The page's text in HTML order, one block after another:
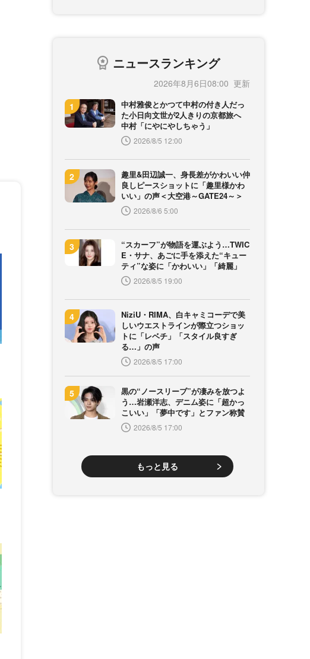
ニュースランキング
2026年8月6日08:00
中村雅俊とかつて中村の付き人だっ
た小日向文世が2人きりの京都旅へ
中村「にやにやしちゃう」
2026/8/5 12:00
趣里&田辺誠一、身長差がかわいい仲
良しピースショットに「趣里様かわ
いい」の声＜大空港～GATE24～＞
2026/8/6 5:00
“スカーフ”が物語を運ぶよう…TWIC
E・サナ、あごに手を添えた“キュー
ティ”な姿に「かわいい」「綺麗」
2026/8/5 19:00
NiziU・RIMA、白キャミコーデで美
しいウエストラインが際立つショッ
トに「レベチ」「スタイル良すぎ
る…」の声
2026/8/5 17:00
黒の“ノースリーブ”が凄みを放つよ
う…岩瀬洋志、デニム姿に「超かっ
こいい」「夢中です」とファン称賛
2026/8/5 17:00
もっと見る